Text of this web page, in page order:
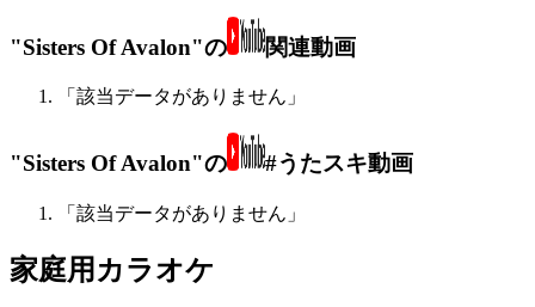
"Sisters Of Avalon"の 関連動画
「該当データがありません」
"Sisters Of Avalon"の #うたスキ動画
「該当データがありません」
家庭用カラオケ